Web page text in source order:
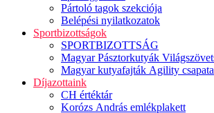
Pártoló tagok szekciója
Belépési nyilatkozatok
Sportbizottságok
SPORTBIZOTTSÁG
Magyar Pásztorkutyák
Magyar kutyafajták Agility csapata
Díjazottaink
CH értéktár
Korózs András emlékplakett